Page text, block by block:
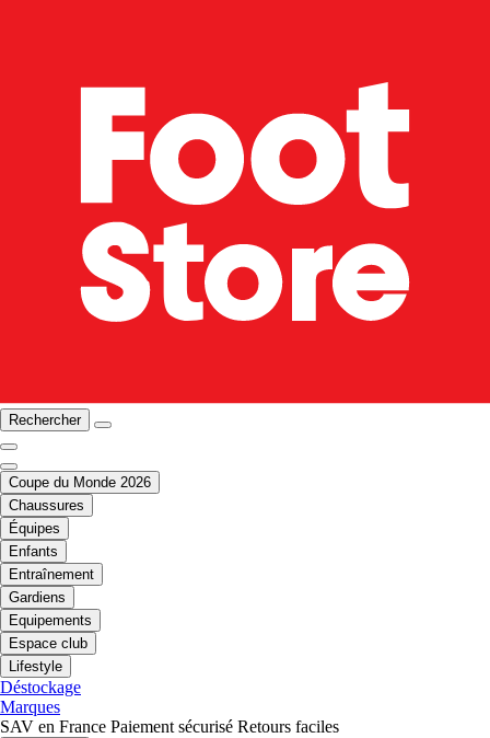
Rechercher
Coupe du Monde 2026
Chaussures
Équipes
Enfants
Entraînement
Gardiens
Equipements
Espace club
Lifestyle
Déstockage
Marques
SAV en France Paiement sécurisé Retours faciles